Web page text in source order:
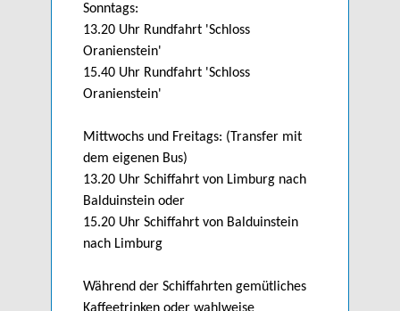
Sonntags:
13.20 Uhr Rundfahrt 'Schloss
Oranienstein'
15.40 Uhr Rundfahrt 'Schloss
Oranienstein'
Mittwochs und Freitags: (Transfer mit
dem eigenen Bus)
13.20 Uhr Schiffahrt von Limburg nach
Balduinstein oder
15.20 Uhr Schiffahrt von Balduinstein
nach Limburg
Während der Schiffahrten gemütliches
Kaffeetrinken oder wahlweise